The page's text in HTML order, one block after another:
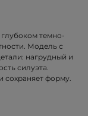
темно-
Модель с
нагрудный и
силуэта.
сохраняет форму.